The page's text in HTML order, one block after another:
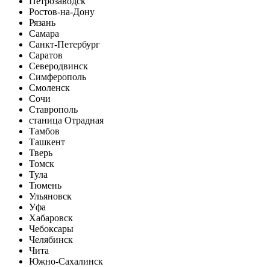
Ростов-на-Дону
Рязань
Самара
Санкт-Петербург
Саратов
Северодвинск
Симферополь
Смоленск
Сочи
Ставрополь
станица Отрадная
Тамбов
Ташкент
Тверь
Томск
Тула
Тюмень
Ульяновск
Уфа
Хабаровск
Чебоксары
Челябинск
Чита
Южно-Сахалинск